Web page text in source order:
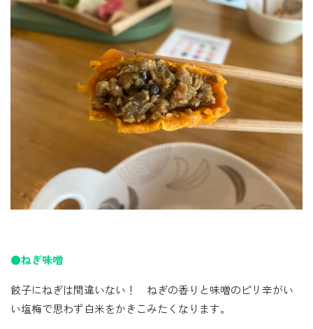
●ねぎ味噌
餃子にねぎは間違いない！ ねぎの香りと味噌のピリ辛がい
い塩梅で思わず白米をかきこみたくなります。